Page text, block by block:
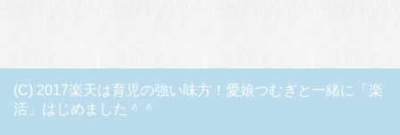
(C) 2017楽天は育児の強い味方！愛娘つむぎと一緒に「楽
活」はじめました＾＾